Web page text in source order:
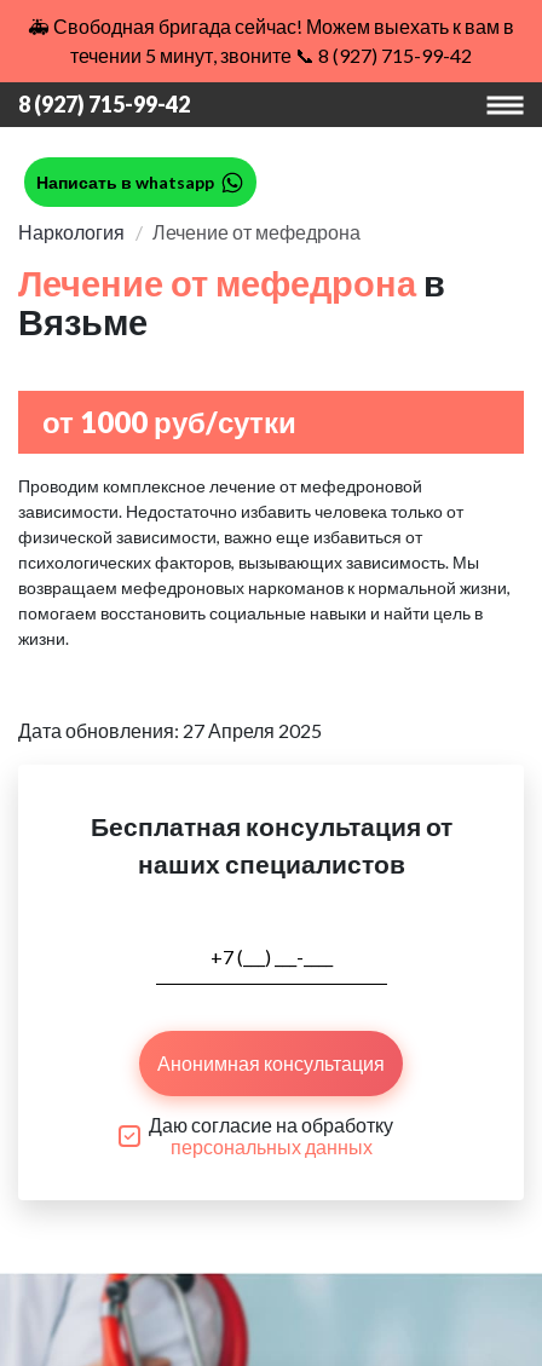
🚑 Свободная бригада сейчас! Можем выехать к вам в
течении 5 минут, звоните 📞 8 (927) 715-99-42
8 (927) 715-99-42
Написать в whatsapp
Наркология Лечение от мефедрона
Лечение от мефедрона в
Вязьме
от 1000 руб/сутки
Проводим комплексное лечение от мефедроновой
зависимости. Недостаточно избавить человека только от
физической зависимости, важно еще избавиться от
психологических факторов, вызывающих зависимость. Мы
возвращаем мефедроновых наркоманов к нормальной жизни,
помогаем восстановить социальные навыки и найти цель в
жизни.
Дата обновления: 27 Апреля 2025
Бесплатная консультация от
наших специалистов
Анонимная консультация
Даю согласие на обработку
персональных данных